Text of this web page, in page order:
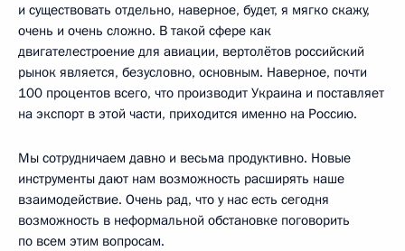
и существовать отдельно, наверное, будет, я мягко скажу,
очень и очень сложно. В такой сфере как
двигателестроение для авиации, вертолётов российский
рынок является, безусловно, основным. Наверное, почти
100 процентов всего, что производит Украина и поставляет
на экспорт в этой части, приходится именно на Россию.
Мы сотрудничаем давно и весьма продуктивно. Новые
инструменты дают нам возможность расширять наше
взаимодействие. Очень рад, что у нас есть сегодня
возможность в неформальной обстановке поговорить
по всем этим вопросам.